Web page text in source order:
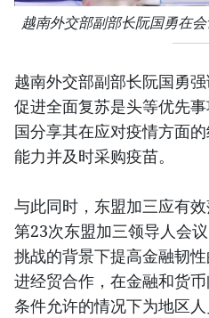
越南外交部副部长阮国勇在
越南外交部副部长阮国勇
促进全面复苏是头等优先
国分享其在应对疫情方面
能力并及时采购疫苗。
与此同时，东盟加三应有
第23次东盟加三领导人会
挑战的背景下提高金融韧
进经贸合作，在金融和货
条件允许的情况下为地区